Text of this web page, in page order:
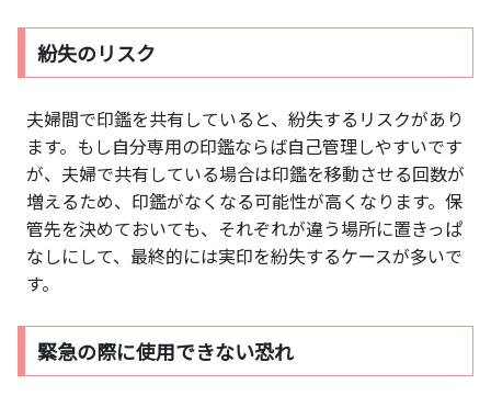
紛失のリスク
夫婦間で印鑑を共有していると、紛失するリスクがあり
ます。もし自分専用の印鑑ならば自己管理しやすいです
が、夫婦で共有している場合は印鑑を移動させる回数が
増えるため、印鑑がなくなる可能性が高くなります。保
管先を決めておいても、それぞれが違う場所に置きっぱ
なしにして、最終的には実印を紛失するケースが多いで
す。
緊急の際に使用できない恐れ